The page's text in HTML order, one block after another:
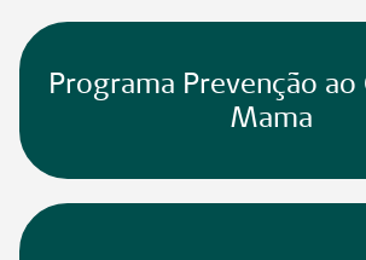
Programa Prevenção ao
Mama